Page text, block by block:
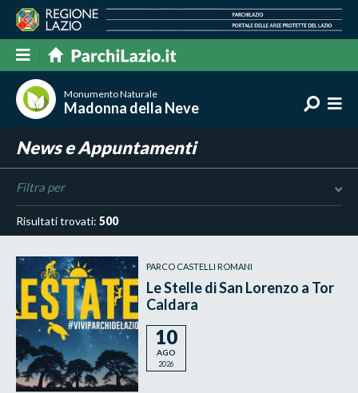
Monumento Naturale
Madonna della Neve
News e Appuntamenti
Filtra per
Risultati trovati:500
PARCO CASTELLI ROMANI
Le Stelle di San Lorenzo a Tor
Caldara
10
AGO
2026